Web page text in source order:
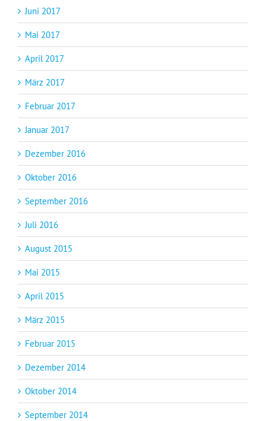
Juni 2017
Mai 2017
April 2017
März 2017
Februar 2017
Januar 2017
Dezember 2016
Oktober 2016
September 2016
Juli 2016
August 2015
Mai 2015
April 2015
März 2015
Februar 2015
Dezember 2014
Oktober 2014
September 2014